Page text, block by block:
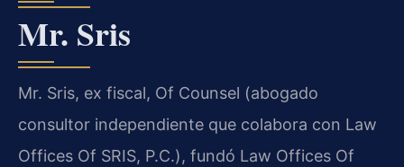
Mr. Sris
Mr. Sris, ex fiscal, Of Counsel (abogado
consultor independiente que colabora con Law
Offices Of SRIS, P.C.), fundó Law Offices Of